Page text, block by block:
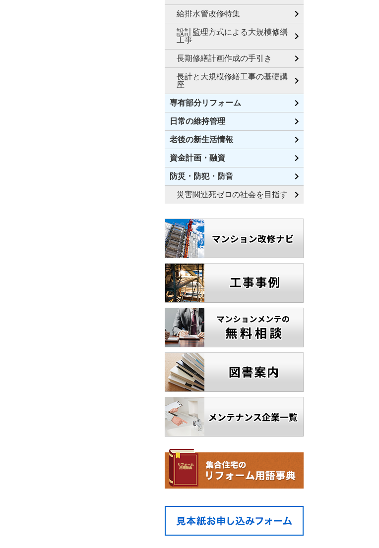
給排水管改修特集
設計監理方式による大規模修繕
工事
長期修繕計画作成の手引き
長計と大規模修繕工事の基礎講
座
専有部分リフォーム
日常の維持管理
老後の新生活情報
資金計画・融資
防災・防犯・防音
災害関連死ゼロの社会を目指す